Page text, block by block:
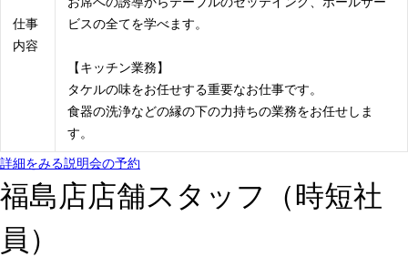
仕事
内容
ビスの全てを学べます。
【キッチン業務】
タケルの味をお任せする重要なお仕事です。
食器の洗浄などの縁の下の力持ちの業務をお任せしま
す。
詳細をみる説明会の予約
福島店店舗スタッフ（時短社
員）